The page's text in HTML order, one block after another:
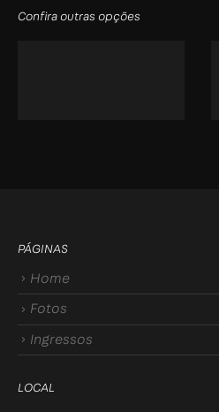
Confira outras opções
PÁGINAS
Home
Fotos
Ingressos
LOCAL